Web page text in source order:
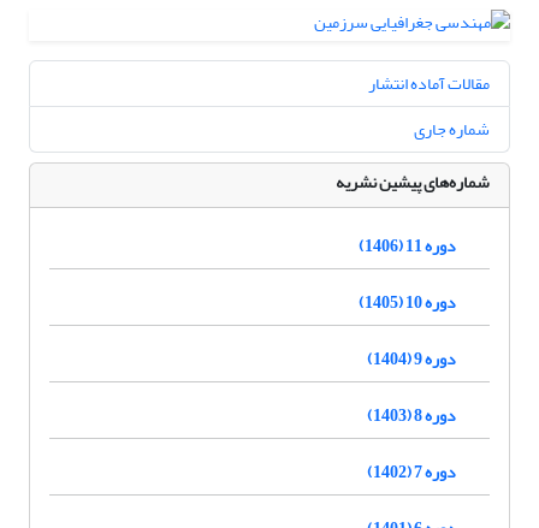
مقالات آماده انتشار
شماره جاری
شماره‌های پیشین نشریه
دوره 11 (1406)
دوره 10 (1405)
دوره 9 (1404)
دوره 8 (1403)
دوره 7 (1402)